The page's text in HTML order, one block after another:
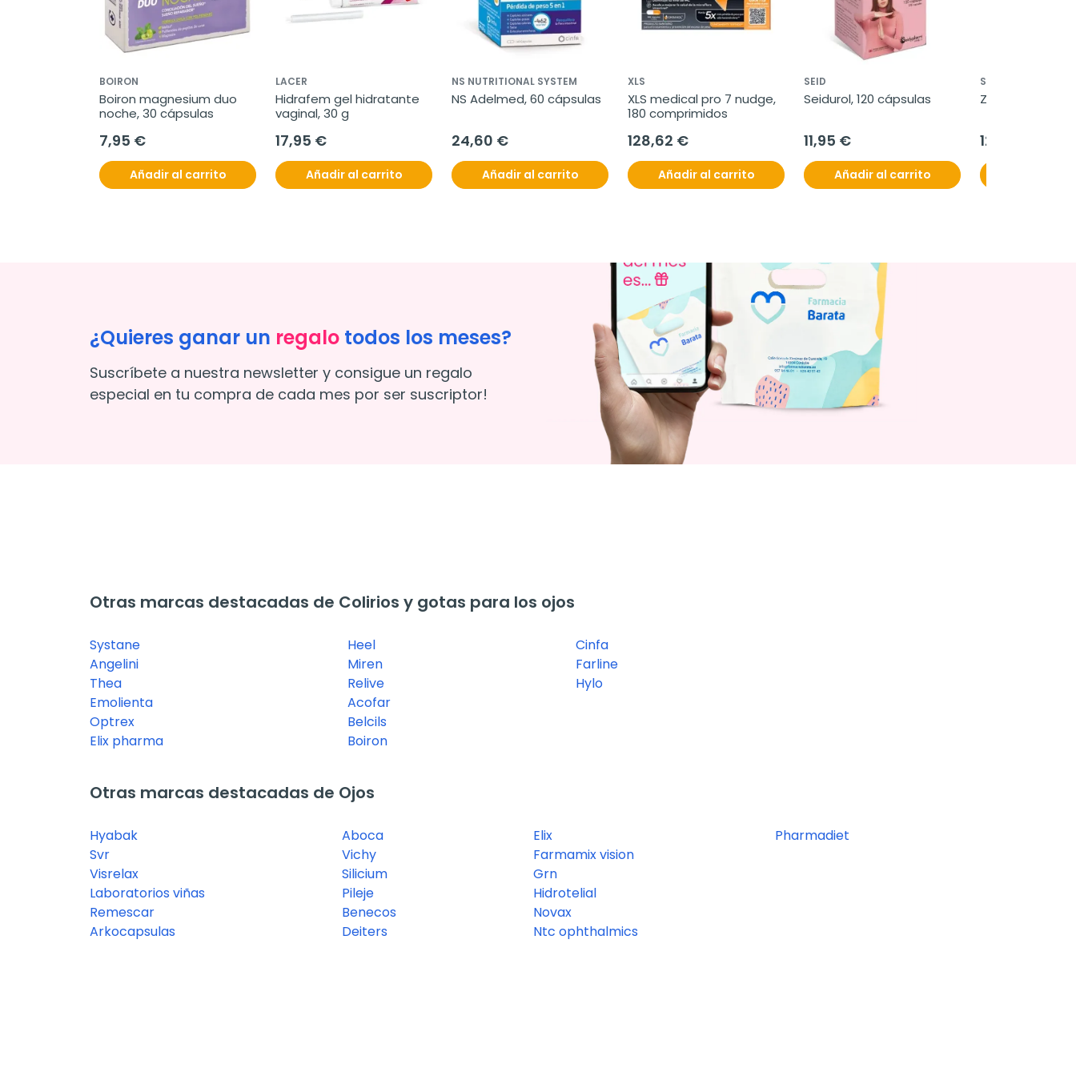
BOIRON
Boiron magnesium duo
noche, 30 cápsulas
7,95 €
Añadir al carrito
LACER
Hidrafem gel hidratante
vaginal, 30 g
17,95 €
Añadir al carrito
NS NUTRITIONAL SYSTEM
NS Adelmed, 60 cápsulas
24,60 €
Añadir al carrito
XLS
XLS medical pro 7 nudge,
180 comprimidos
128,62 €
Añadir al carrito
SEID
Seidurol, 120 cápsulas
11,95 €
Añadir al carrito
SEID
Zafracalm, 30
12,50 €
¿Quieres ganar un regalo todos los meses?
Suscríbete a nuestra newsletter y consigue un regalo
especial en tu compra de cada mes por ser suscriptor!
Otras marcas destacadas de Colirios y gotas para los ojos
Systane
Angelini
Thea
Emolienta
Optrex
Elix pharma
Heel
Miren
Relive
Acofar
Belcils
Boiron
Cinfa
Farline
Hylo
Otras marcas destacadas de Ojos
Hyabak
Svr
Visrelax
Laboratorios viñas
Remescar
Arkocapsulas
Aboca
Vichy
Silicium
Pileje
Benecos
Deiters
Elix
Farmamix vision
Grn
Hidrotelial
Novax
Ntc ophthalmics
Pharmadiet